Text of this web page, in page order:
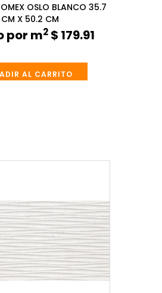
OSLO BLANCO 35.7
CM X 50.2 CM
por m2$ 179.91
AL CARRITO